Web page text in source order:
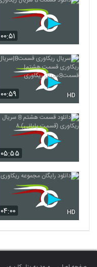
۰۰:۵۱
۰۰:۵۹ HD
۰۵:۵۵
۰۴:۰۰ HD